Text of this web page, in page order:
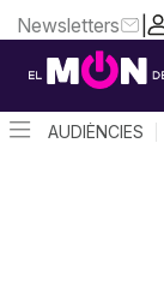
|
Newsletters
AUDIÈNCIES